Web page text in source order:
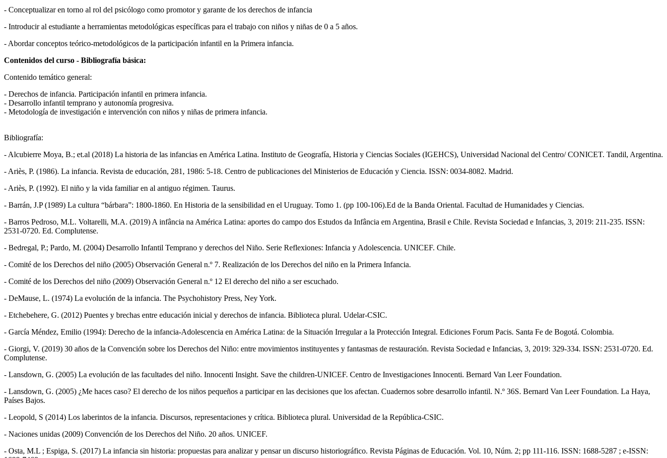
- Conceptualizar en torno al rol del psicólogo como promotor y garante de los derechos de infancia
- Introducir al estudiante a herramientas metodológicas específicas para el trabajo con niños y niñas de 0 a 5 años.
- Abordar conceptos teórico-metodológicos de la participación infantil en la Primera infancia.
Contenidos del curso - Bibliografía básica:
Contenido temático general:
- Derechos de infancia. Participación infantil en primera infancia.
- Desarrollo infantil temprano y autonomía progresiva.
- Metodología de investigación e intervención con niños y niñas de primera infancia.
Bibliografía:
- Alcubierre Moya, B.; et.al (2018) La historia de las infancias en América Latina. Instituto de Geografía, Historia y Ciencias Sociales (IGEHCS), Universidad Nacional del Centro/ CONICET. Tandil, Argentina.
- Ariès, P. (1986). La infancia. Revista de educación, 281, 1986: 5-18. Centro de publicaciones del Ministerios de Educación y Ciencia. ISSN: 0034-8082. Madrid.
- Ariès, P. (1992). El niño y la vida familiar en al antiguo régimen. Taurus.
- Barrán, J.P (1989) La cultura “bárbara”: 1800-1860. En Historia de la sensibilidad en el Uruguay. Tomo 1. (pp 100-106).Ed de la Banda Oriental. Facultad de Humanidades y Ciencias.
- Barros Pedroso, M.L. Voltarelli, M.A. (2019) A infância na América Latina: aportes do campo dos Estudos da Infância em Argentina, Brasil e Chile. Revista Sociedad e Infancias, 3, 2019: 211-235. ISSN:
2531-0720. Ed. Complutense.
- Bedregal, P.; Pardo, M. (2004) Desarrollo Infantil Temprano y derechos del Niño. Serie Reflexiones: Infancia y Adolescencia. UNICEF. Chile.
- Comité de los Derechos del niño (2005) Observación General n.º 7. Realización de los Derechos del niño en la Primera Infancia.
- Comité de los Derechos del niño (2009) Observación General n.º 12 El derecho del niño a ser escuchado.
- DeMause, L. (1974) La evolución de la infancia. The Psychohistory Press, Ney York.
- Etchebehere, G. (2012) Puentes y brechas entre educación inicial y derechos de infancia. Biblioteca plural. Udelar-CSIC.
- García Méndez, Emilio (1994): Derecho de la infancia-Adolescencia en América Latina: de la Situación Irregular a la Protección Integral. Ediciones Forum Pacis. Santa Fe de Bogotá. Colombia.
- Giorgi, V. (2019) 30 años de la Convención sobre los Derechos del Niño: entre movimientos instituyentes y fantasmas de restauración. Revista Sociedad e Infancias, 3, 2019: 329-334. ISSN: 2531-0720. Ed.
Complutense.
- Lansdown, G. (2005) La evolución de las facultades del niño. Innocenti Insight. Save the children-UNICEF. Centro de Investigaciones Innocenti. Bernard Van Leer Foundation.
- Lansdown, G. (2005) ¿Me haces caso? El derecho de los niños pequeños a participar en las decisiones que los afectan. Cuadernos sobre desarrollo infantil. N.º 36S. Bernard Van Leer Foundation. La Haya,
Países Bajos.
- Leopold, S (2014) Los laberintos de la infancia. Discursos, representaciones y crítica. Biblioteca plural. Universidad de la República-CSIC.
- Naciones unidas (2009) Convención de los Derechos del Niño. 20 años. UNICEF.
- Osta, M.L ; Espiga, S. (2017) La infancia sin historia: propuestas para analizar y pensar un discurso historiográfico. Revista Páginas de Educación. Vol. 10, Núm. 2; pp 111-116. ISSN: 1688-5287 ; e-ISSN: